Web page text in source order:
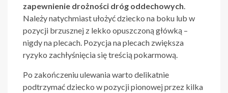
zapewnienie drożności dróg oddechowych.
Należy natychmiast ułożyć dziecko na boku lub w
pozycji brzusznej z lekko opuszczoną główką –
nigdy na plecach. Pozycja na plecach zwiększa
ryzyko zachłyśnięcia się treścią pokarmową.
Po zakończeniu ulewania warto delikatnie
podtrzymać dziecko w pozycji pionowej przez kilka